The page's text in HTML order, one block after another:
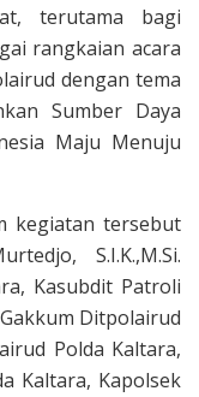
terutama bagi
rangkaian acara
dengan tema
Sumber Daya
Maju Menuju
kegiatan tersebut
S.I.K.,M.Si.
Kasubdit Patroli
Ditpolairud
Polda Kaltara,
Kaltara, Kapolsek